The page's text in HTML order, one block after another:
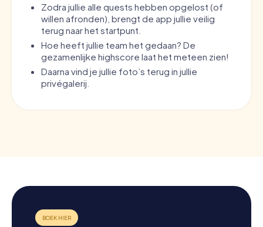
Zodra jullie alle quests hebben opgelost (of
willen afronden), brengt de app jullie veilig
terug naar het startpunt.
Hoe heeft jullie team het gedaan? De
gezamenlijke highscore laat het meteen zien!
Daarna vind je jullie foto’s terug in jullie
privégalerij.